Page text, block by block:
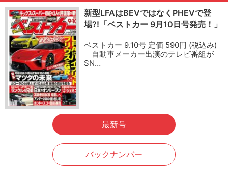
新型LFAはBEVではなくPHEVで登
場?!「ベストカー 9月10日号発売！」
ベストカー 9.10号 定価 590円 (税込み)
自動車メーカー出演のテレビ番組が
SN…
最新号
バックナンバー